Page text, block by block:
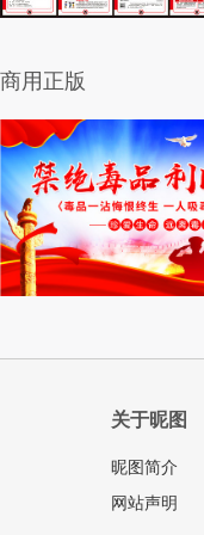
商用正版
关于昵图
昵图简介
网站声明